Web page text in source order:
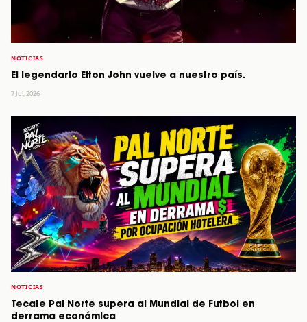
NOTICIAS
El legendario Elton John vuelve a nuestro país.
7 Jul, 2026
NOTICIAS
Tecate Pal Norte supera al Mundial de Futbol en
derrama económica